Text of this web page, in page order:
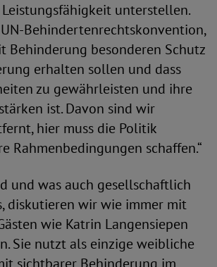
unterstellen.
Behindertenrechtskonvention,
Behinderung besonderen Schutz
erhalten sollen und dass
zu gewährleisten und ihre
ist. Davon sind wir
hier muss die Politik
Rahmenbedingungen schaffen.“
und was auch gesellschaftlich
diskutieren wir wie immer mit
wie Katrin Langensiepen
Sie nutzt als einzige weibliche